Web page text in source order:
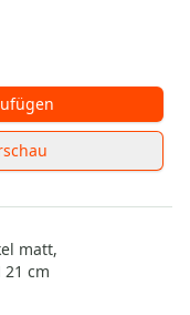
matt,
21 cm